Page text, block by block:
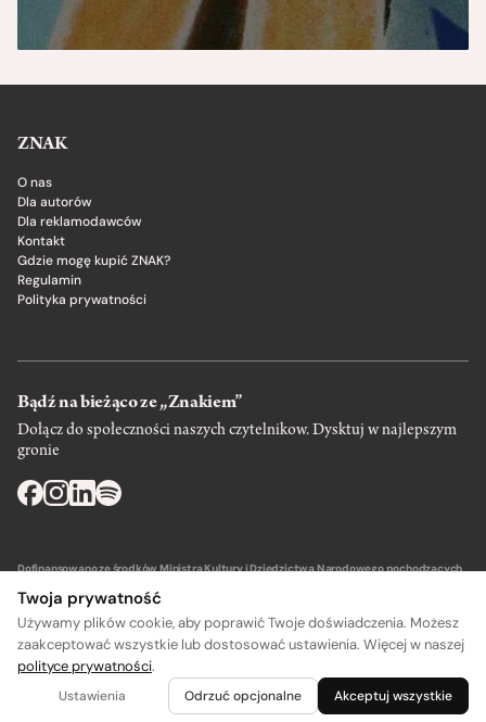
ZNAK
O nas
Dla autorów
Dla reklamodawców
Kontakt
Gdzie mogę kupić ZNAK?
Regulamin
Polityka prywatności
Bądź na bieżąco ze „Znakiem”
Dołącz do społeczności naszych czytelnikow. Dysktuj w najlepszym
gronie
Dofinansowano ze środków Ministra Kultury i Dziedzictwa Narodowego pochodzących
Wydawca: SIW Znak w Krakowie
Twoja prywatność
Używamy plików cookie, aby poprawić Twoje doświadczenia. Możesz
zaakceptować wszystkie lub dostosować ustawienia. Więcej w naszej
polityce prywatności.
Ustawienia Odrzuć opcjonalne Akceptuj wszystkie